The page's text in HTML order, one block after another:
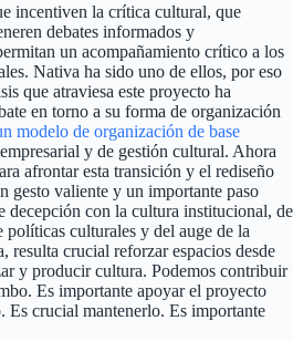
incentiven la crítica cultural, que
debates informados y
un acompañamiento crítico a los
Nativa ha sido uno de ellos, por eso
que atraviesa este proyecto ha
en torno a su forma de organización
modelo de organización de base
y de gestión cultural. Ahora
afrontar esta transición y el rediseño
gesto valiente y un importante paso
decepción con la cultura institucional, de
culturales y del auge de la
crucial reforzar espacios desde
y producir cultura. Podemos contribuir
Es importante apoyar el proyecto
Es crucial mantenerlo. Es importante